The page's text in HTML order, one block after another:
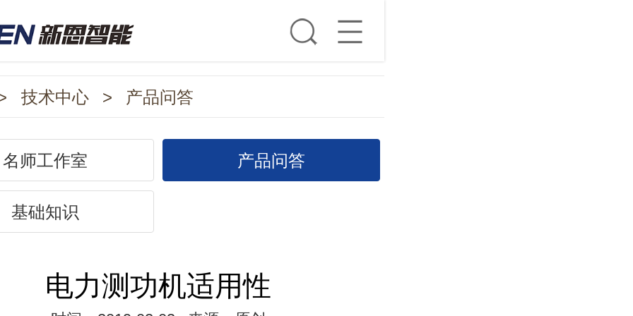
技术中心 > 产品问答
名师工作室 产品问答
基础知识
电力测功机适用性